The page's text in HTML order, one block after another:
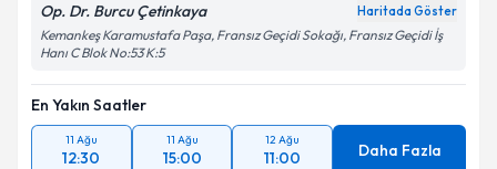
Op. Dr. Burcu Çetinkaya Haritada Göster
Kemankeş Karamustafa Paşa, Fransız Geçidi Sokağı, Fransız Geçidi İş
Hanı C Blok No:53 K:5
En Yakın Saatler
11 Ağu
12:30
11 Ağu
15:00
12 Ağu
11:00 Daha Fazla